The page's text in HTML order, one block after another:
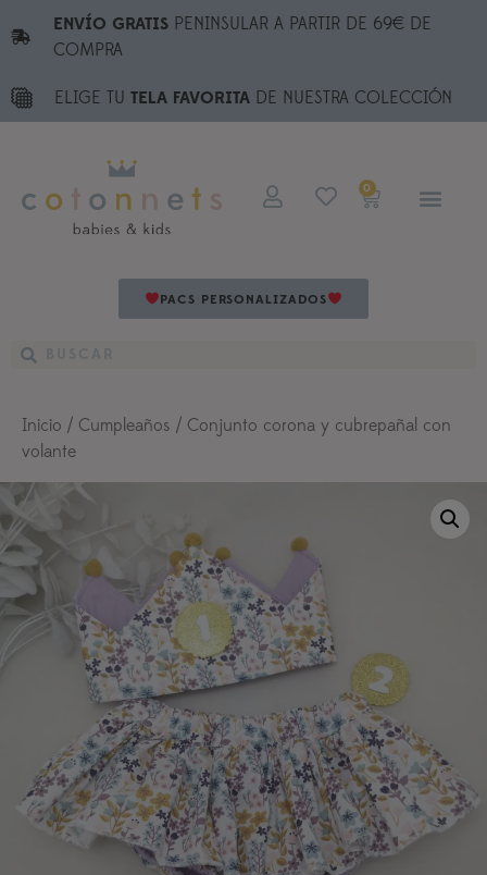
ENVÍO GRATISPENINSULAR A PARTIR DE 69€ DE
COMPRA
ELIGE TU TELA FAVORITA DE NUESTRA COLECCIÓN
0
PACS PERSONALIZADOS
Inicio / Cumpleaños / Conjunto corona y cubrepañal con
volante